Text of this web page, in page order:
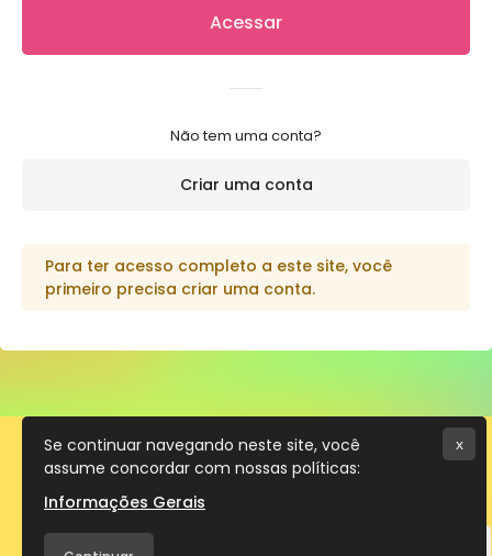
Acessar
Criar uma conta
Para ter acesso completo a este site, você
primeiro precisa criar uma conta.
Se continuar navegando neste site, você
assume concordar com nossas políticas:
Informações Gerais
x